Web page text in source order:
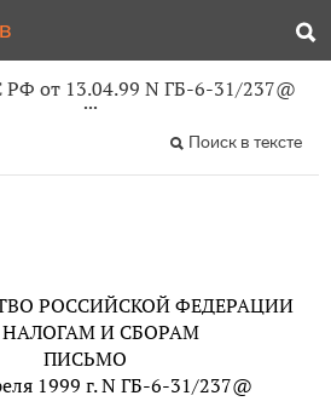
от 13.04.99 N ГБ-6-31/237@
Поиск в тексте
РОССИЙСКОЙ ФЕДЕРАЦИИ
И СБОРАМ
ПИСЬМО
1999 г. N ГБ-6-31/237@